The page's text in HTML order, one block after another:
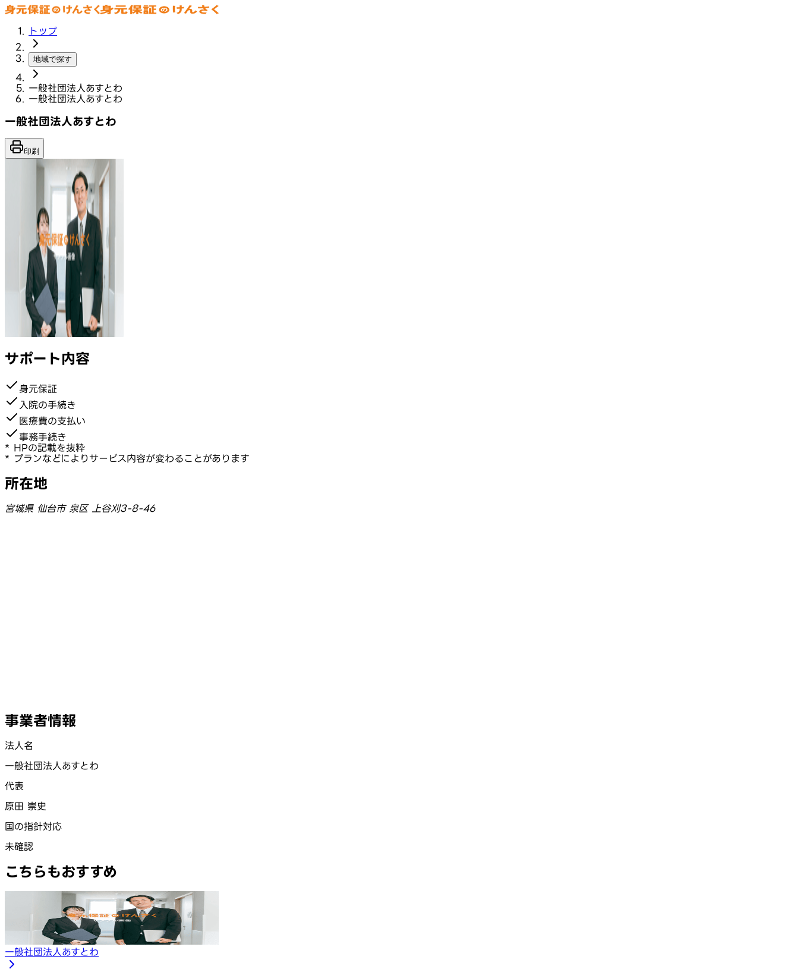
トップ
地域で探す
一般社団法人あすとわ
一般社団法人あすとわ
一般社団法人あすとわ
印刷
サポート内容
身元保証
入院の手続き
医療費の支払い
事務手続き
* HPの記載を抜粋
* プランなどによりサービス内容が変わることがあります
所在地
宮城県 仙台市 泉区 上谷刈3-8-46
事業者情報
法人名
一般社団法人あすとわ
代表
原田 崇史
国の指針対応
未確認
こちらもおすすめ
一般社団法人あすとわ